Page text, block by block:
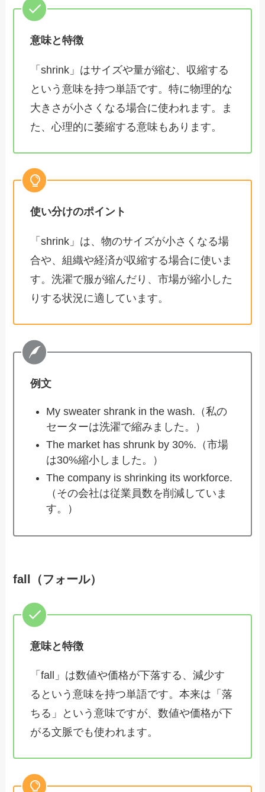
意味と特徴
「shrink」はサイズや量が縮む、収縮する
という意味を持つ単語です。特に物理的な
大きさが小さくなる場合に使われます。ま
た、心理的に萎縮する意味もあります。
使い分けのポイント
「shrink」は、物のサイズが小さくなる場
合や、組織や経済が収縮する場合に使いま
す。洗濯で服が縮んだり、市場が縮小した
りする状況に適しています。
例文
My sweater shrank in the wash.（私の
セーターは洗濯で縮みました。）
The market has shrunk by 30%.（市場
は30%縮小しました。）
The company is shrinking its workforce.
（その会社は従業員数を削減していま
す。）
fall（フォール）
意味と特徴
「fall」は数値や価格が下落する、減少す
るという意味を持つ単語です。本来は「落
ちる」という意味ですが、数値や価格が下
がる文脈でも使われます。